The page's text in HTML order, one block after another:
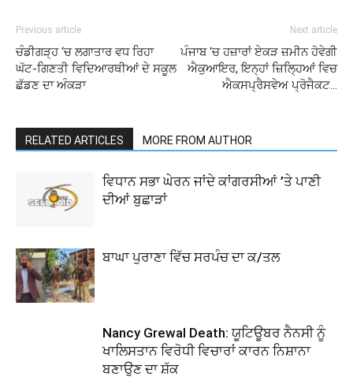
Previous article
ਚੰਡੀਗੜ੍ਹ ‘ਚ ਲਗਾਤਾਰ ਵਧ ਰਿਹਾ
ਘੱਟ-ਗਿਣਤੀ ਵਿਦਿਆਰਥੀਆਂ ਦੇ ਸਕੂਲ
ਛੱਡਣ ਦਾ ਅੰਕੜਾ
Next article
ਪੰਜਾਬ ‘ਚ ਹਜ਼ਾਰਾਂ ਏਕੜ ਜ਼ਮੀਨ ਹੋਵੇਗੀ
ਐਕੁਆਇਰ, ਇਨ੍ਹਾਂ ਜ਼ਿਲ੍ਹਿਆਂ ਵਿਚ
ਐਕਸਪ੍ਰੈਸਵੇਅ ਪ੍ਰੋਜੈਕਟ…
RELATED ARTICLES MORE FROM AUTHOR
ਵਿਧਾਨ ਸਭਾ ਘੇਰਨ ਜਾਂਦੇ ਕਾਂਗਰਸੀਆਂ ’ਤੇ ਪਾਣੀ
ਦੀਆਂ ਬੁਛਾੜਾਂ
ਬਾਘਾ ਪੁਰਾਣਾ ਵਿੱਚ ਸਰਪੰਚ ਦਾ ਕ/ਤਲ
Nancy Grewal Death: ਯੂਟਿਊਬਰ ਨੈਨਸੀ ਨੂੰ
ਖਾਲਿਸਤਾਨ ਵਿਰੋਧੀ ਵਿਚਾਰਾਂ ਕਾਰਨ ਨਿਸ਼ਾਨਾ
ਬਣਾਉਣ ਦਾ ਸ਼ੱਕ